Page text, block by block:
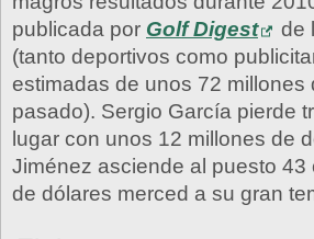
publicada por Golf Digest
de
(tanto deportivos como
estimadas de unos 72
pasado). Sergio García pierde
lugar con unos 12 millones de
Jiménez asciende al puesto
de dólares merced a su gran